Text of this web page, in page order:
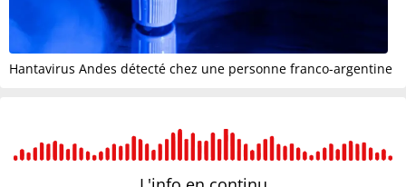
Hantavirus Andes détecté chez une personne franco-argentine